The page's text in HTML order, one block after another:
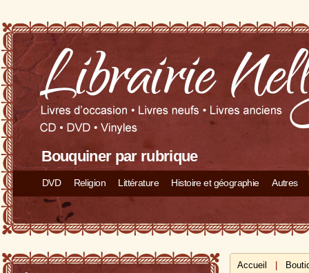
Bouquiner par rubrique
DVD Religion Littérature Histoire et géographie Autres
Accueil